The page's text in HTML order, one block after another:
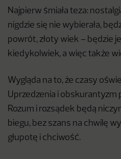
Najpierw śmiała teza:
nigdzie się nie wybierała,
powrót, złoty wiek – będzie
kiedykolwiek, a więc także
Wygląda na to, że czasy
Uprzedzenia i obskurantyzm
Rozum i rozsądek będą
biegu, bez szans na chwilę
głupotę i chciwość.